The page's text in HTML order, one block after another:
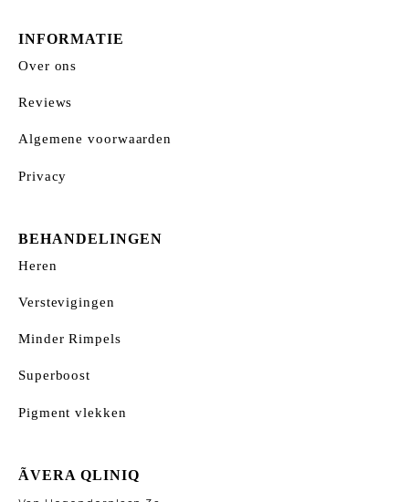
INFORMATIE
Over ons
Reviews
Algemene voorwaarden
Privacy
BEHANDELINGEN
Heren
Verstevigingen
Minder Rimpels
Superboost
Pigment vlekken
ÃVERA QLINIQ